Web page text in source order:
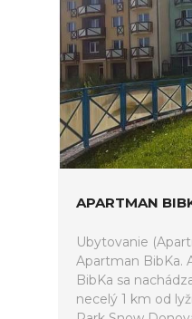
APARTMAN
Ubytovanie
Apartman BibKa.
BibKa sa
necelý 1 km od